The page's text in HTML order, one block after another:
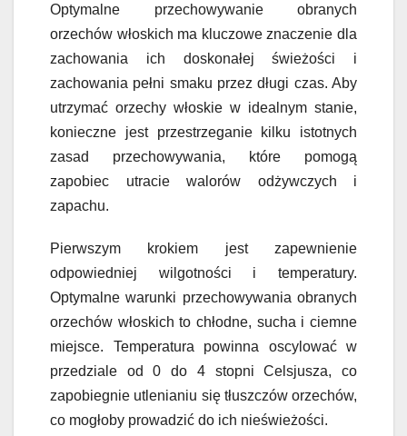
Optymalne przechowywanie obranych
orzechów włoskich ma kluczowe znaczenie dla
zachowania ich doskonałej świeżości i
zachowania pełni smaku przez długi czas. Aby
utrzymać orzechy włoskie w idealnym stanie,
konieczne jest przestrzeganie kilku istotnych
zasad przechowywania, które pomogą
zapobiec utracie walorów odżywczych i
zapachu.
Pierwszym krokiem jest zapewnienie
odpowiedniej wilgotności i temperatury.
Optymalne warunki przechowywania obranych
orzechów włoskich to chłodne, sucha i ciemne
miejsce. Temperatura powinna oscylować w
przedziale od 0 do 4 stopni Celsjusza, co
zapobiegnie utlenianiu się tłuszczów orzechów,
co mogłoby prowadzić do ich nieświeżości.